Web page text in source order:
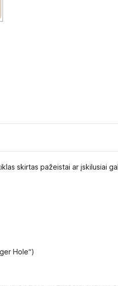
skirtas pažeistai ar įskilusiai
Hole“)